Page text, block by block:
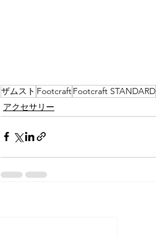
ザムスト FootcraftFootcraft STANDARD
アクセサリー